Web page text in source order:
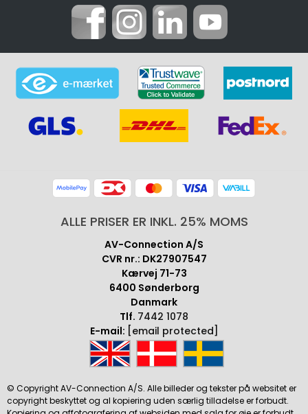
ALLE PRISER ER INKL. 25% MOMS
AV-Connection A/S
CVR nr.: DK27907547
Kærvej 71-73
6400 Sønderborg
Danmark
Tlf. 7442 1078
E-mail: [email protected]
© Copyright AV-Connection A/S. Alle billeder og tekster på websitet er
copyright beskyttet og al kopiering uden særlig tilladelse er forbudt.